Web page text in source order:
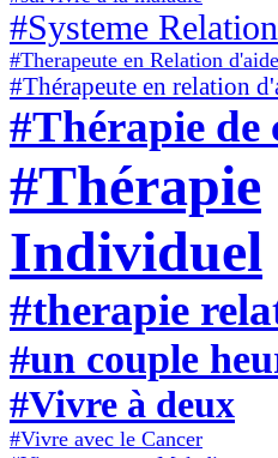
#Systeme
#Therapeute en Relation d'aide
#Thérapeute en relation
#Thérapie de
#Thérapie
Individuel
#therapie
#un couple
#Vivre à deux
#Vivre avec le Cancer